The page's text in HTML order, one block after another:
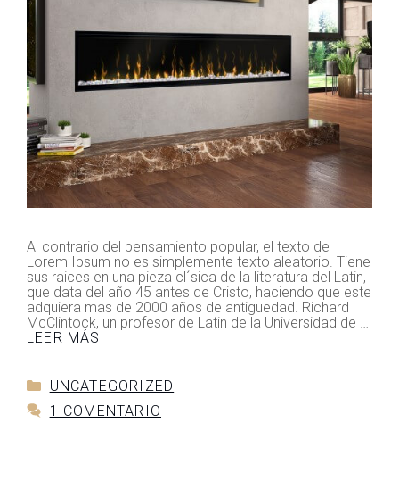
Al contrario del pensamiento popular, el texto de
Lorem Ipsum no es simplemente texto aleatorio. Tiene
sus raices en una pieza cl´sica de la literatura del Latin,
que data del año 45 antes de Cristo, haciendo que este
adquiera mas de 2000 años de antiguedad. Richard
McClintock, un profesor de Latin de la Universidad de …
LEER MÁS
UNCATEGORIZED
1 COMENTARIO